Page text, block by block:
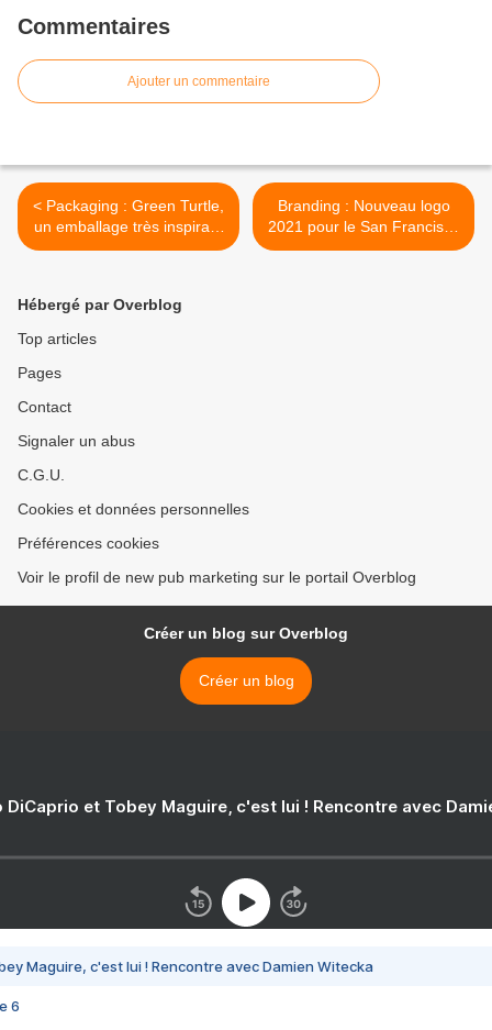
Commentaires
Ajouter un commentaire
< Packaging : Green Turtle,
un emballage très inspirant
!
Branding : Nouveau logo
2021 pour le San Francisco
Symphony >
Hébergé par Overblog
Top articles
Pages
Contact
Signaler un abus
C.G.U.
Cookies et données personnelles
Préférences cookies
Voir le profil de new pub marketing sur le portail Overblog
Créer un blog sur Overblog
Créer un blog
DiCaprio et Tobey Maguire, c'est lui ! Rencontre avec
Maguire, c'est lui ! Rencontre avec Damien Witecka
6